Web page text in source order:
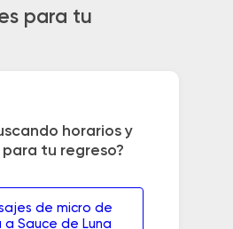
para tu
horarios y
tu regreso?
de micro de
a Sauce de Luna